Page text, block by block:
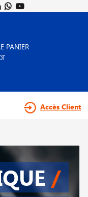
PANIER
Accès Client
/